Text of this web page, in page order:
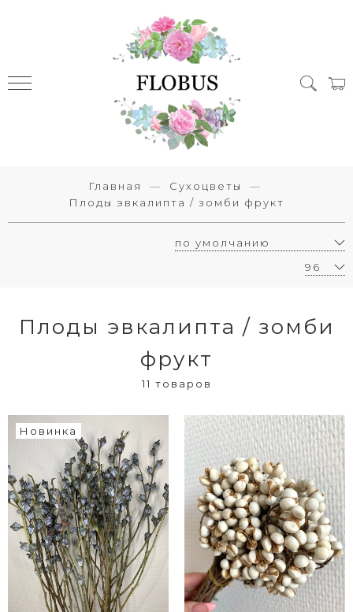
Главная
Сухоцветы
Плоды эвкалипта / зомби фрукт
Плоды эвкалипта / зомби
фрукт
11 товаров
Новинка